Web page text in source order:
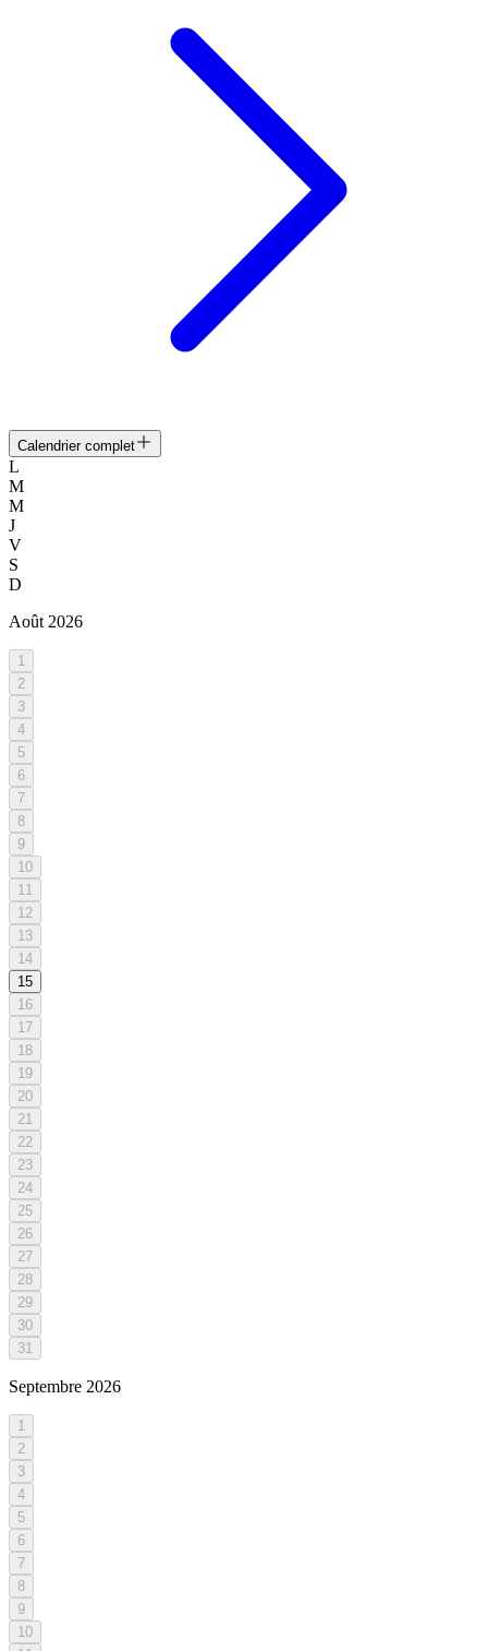
Calendrier complet
L
M
M
J
V
S
D
Août 2026
1
2
3
4
5
6
7
8
9
10
11
12
13
14
15
16
17
18
19
20
21
22
23
24
25
26
27
28
29
30
31
Septembre 2026
1
2
3
4
5
6
7
8
9
10